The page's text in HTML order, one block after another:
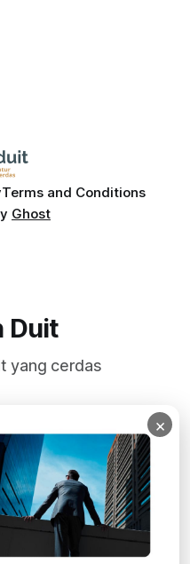
issue
Terms and Conditions
Ghost
Duit
yang cerdas
Subscribe
×